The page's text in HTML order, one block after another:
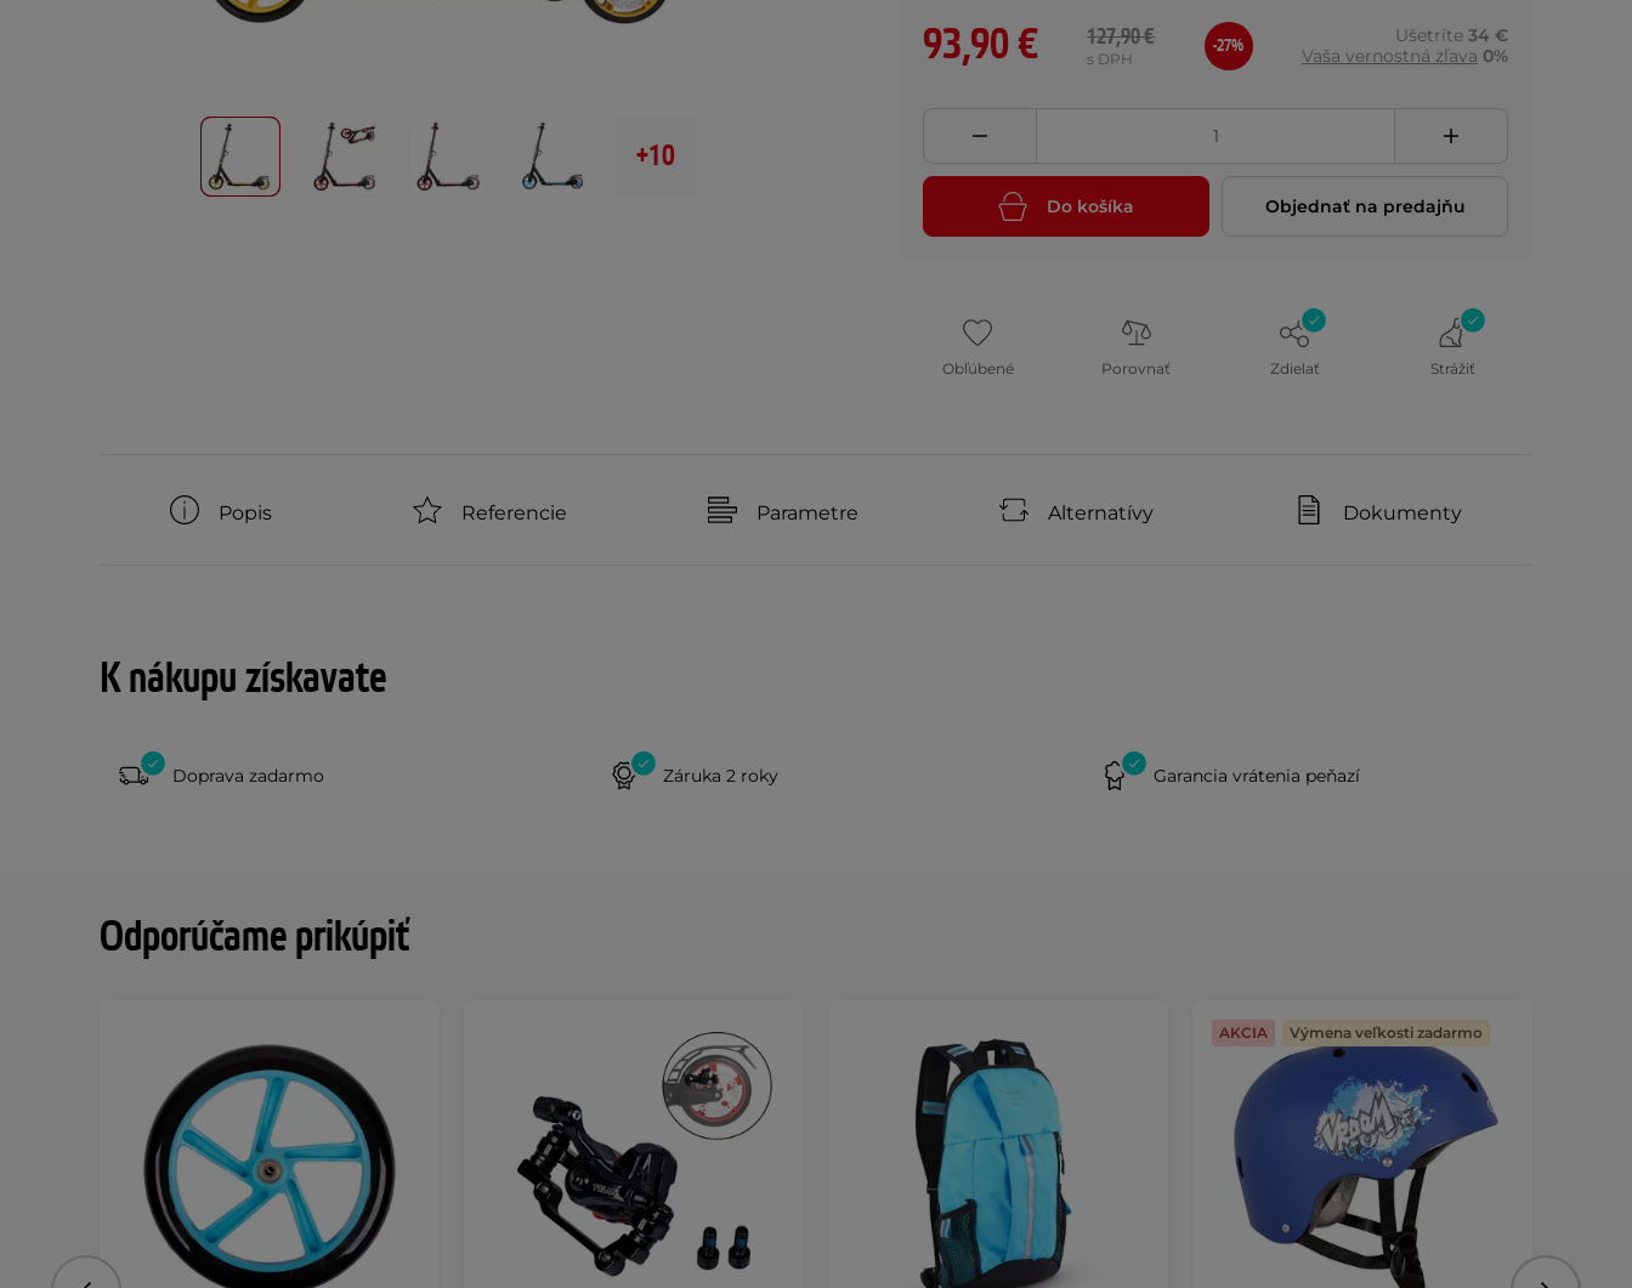
+10
93,90 € 127,90 €
s DPH
-27% Ušetríte 34 €
Vaša vernostná zľava 0%
Do košíka Objednať na predajňu
Obľúbené Porovnať Zdielať Strážiť
Popis Referencie Parametre Alternatívy Dokumenty
K nákupu získavate
Doprava zadarmo Záruka 2 roky Garancia vrátenia peňazí
Odporúčame prikúpiť
AKCIA Výmena veľkosti zadarmo